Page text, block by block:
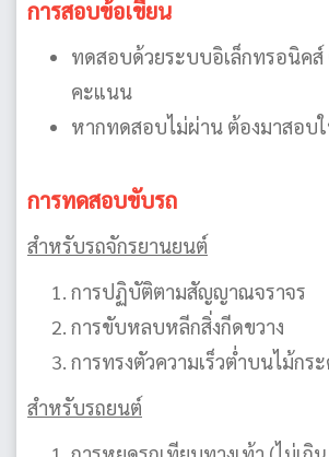
การสอบข้อเขียน
ทดสอบด้วยระบบอิเล็กทรอนิคส์
คะแนน
หากทดสอบไม่ผ่าน ต้องมาสอบ
การทดสอบขับรถ
สำหรับรถจักรยานยนต์
การปฏิบัติตามสัญญาณจราจร
การขับหลบหลีกสิ่งกีดขวาง
การทรงตัวความเร็วต่ำบนไม้กร
สำหรับรถยนต์